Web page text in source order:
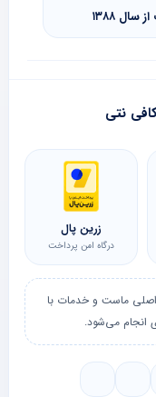
۱۳۸۸
نتی
زرین پال
درگاه امن پرداخت
اصلی ماست و خدمات با
انجام می‌شود.